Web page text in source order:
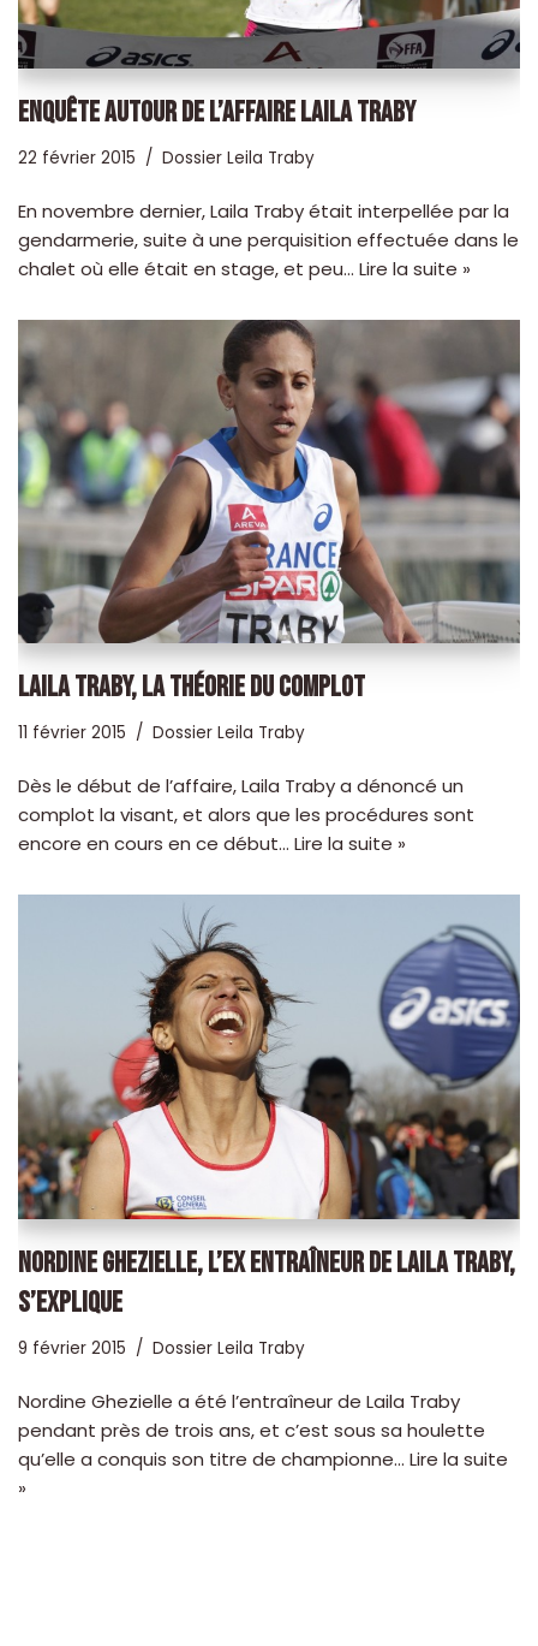
ENQUÊTE AUTOUR DE L’AFFAIRE LAILA TRABY
22 février 2015 Dossier Leila Traby
En novembre dernier, Laila Traby était interpellée par la
gendarmerie, suite à une perquisition effectuée dans le
chalet où elle était en stage, et peu… Lire la suite »
LAILA TRABY, LA THÉORIE DU COMPLOT
11 février 2015 Dossier Leila Traby
Dès le début de l’affaire, Laila Traby a dénoncé un
complot la visant, et alors que les procédures sont
encore en cours en ce début… Lire la suite »
NORDINE GHEZIELLE, L’EX ENTRAÎNEUR DE LAILA TRABY,
S’EXPLIQUE
9 février 2015 Dossier Leila Traby
Nordine Ghezielle a été l’entraîneur de Laila Traby
pendant près de trois ans, et c’est sous sa houlette
qu’elle a conquis son titre de championne… Lire la suite
»